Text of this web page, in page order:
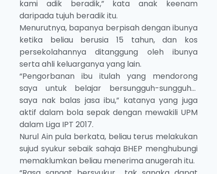
kami adik beradik,” kata anak keenam
daripada tujuh beradik itu.
Menurutnya, bapanya berpisah dengan ibunya
ketika beliau berusia 15 tahun, dan kos
persekolahannya ditanggung oleh ibunya
serta ahli keluarganya yang lain.
“Pengorbanan ibu itulah yang mendorong
saya untuk belajar bersungguh-sungguh…
saya nak balas jasa ibu,” katanya yang juga
aktif dalam bola sepak dengan mewakili UPM
dalam Liga IPT 2017.
Nurul Ain pula berkata, beliau terus melakukan
sujud syukur sebaik sahaja BHEP menghubungi
memaklumkan beliau menerima anugerah itu.